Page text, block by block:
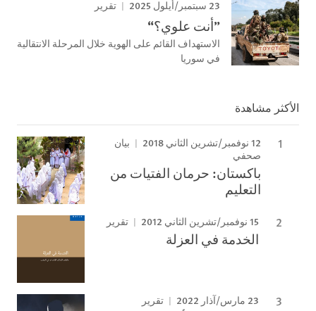
23 سبتمبر/أيلول 2025 تقرير
”أنت علوي؟“
الاستهداف القائم على الهوية خلال المرحلة الانتقالية
في سوريا
الأكثر مشاهدة
12 نوفمبر/تشرين الثاني 2018
بيان
صحفي
باكستان: حرمان الفتيات من
التعليم
15 نوفمبر/تشرين الثاني 2012 تقرير
الخدمة في العزلة
23 مارس/آذار 2022 تقرير